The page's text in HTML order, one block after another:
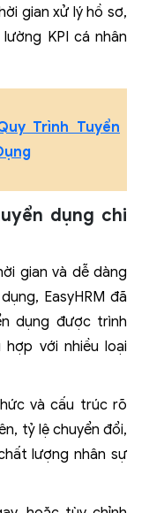
gian xử lý hồ sơ,
KPI cá nhân
Trình Tuyển
dụng chi
gian và dễ dàng
EasyHRM đã
dụng được trình
với nhiều loại
và cấu trúc rõ
tỷ lệ chuyển đổi,
lượng nhân sự